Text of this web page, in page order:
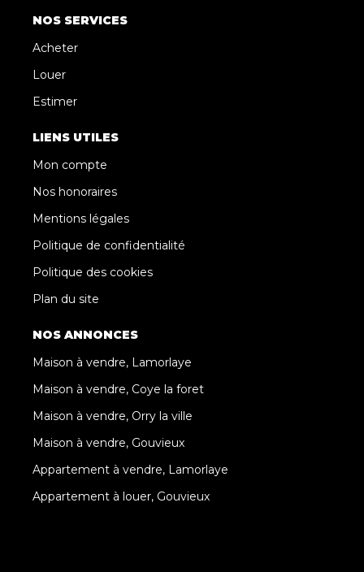
NOS SERVICES
Acheter
Louer
Estimer
LIENS UTILES
Mon compte
Nos honoraires
Mentions légales
Politique de confidentialité
Politique des cookies
Plan du site
NOS ANNONCES
Maison à vendre, Lamorlaye
Maison à vendre, Coye la foret
Maison à vendre, Orry la ville
Maison à vendre, Gouvieux
Appartement à vendre, Lamorlaye
Appartement à louer, Gouvieux